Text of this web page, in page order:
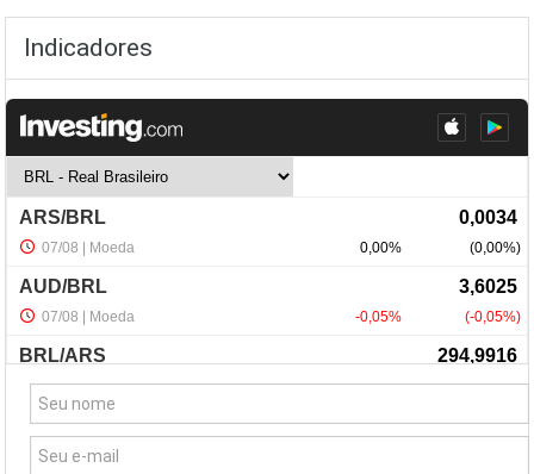
Indicadores
NewsLetter